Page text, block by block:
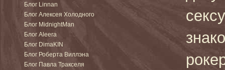
Блог Linnan
Блог Алексея Холодного
Блог MidnightMan
Блог Aleera
Блог DimaKIN
Блог Роберта Виллэна
Блог Павла Тракселя